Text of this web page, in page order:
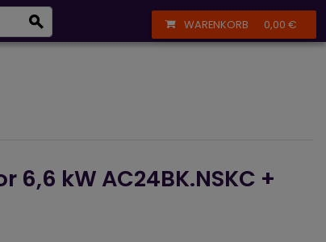
+43 664 356 13 61 WARENKORB 0,00 €
kW AC24BK.NSKC +